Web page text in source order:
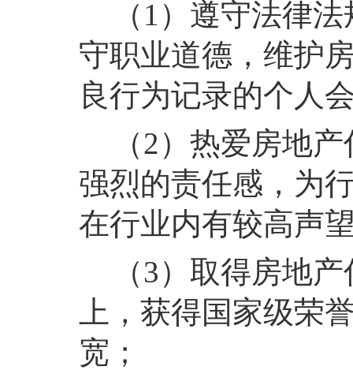
（1）遵守法律
守职业道德，维护
良行为记录的个人
（2）热爱房地
强烈的责任感，为
在行业内有较高声
（3）取得房地
上，获得国家级荣
宽；